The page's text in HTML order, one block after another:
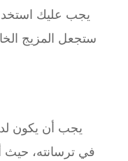
يجب عليك
ستجعل المزيج
يجب أن يكون